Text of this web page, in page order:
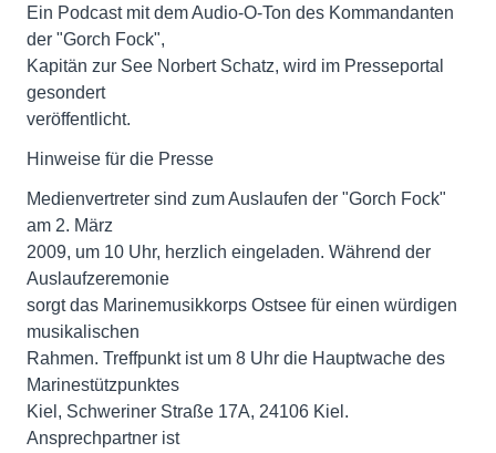
Ein Podcast mit dem Audio-O-Ton des Kommandanten
der "Gorch Fock",
Kapitän zur See Norbert Schatz, wird im Presseportal
gesondert
veröffentlicht.
Hinweise für die Presse
Medienvertreter sind zum Auslaufen der "Gorch Fock"
am 2. März
2009, um 10 Uhr, herzlich eingeladen. Während der
Auslaufzeremonie
sorgt das Marinemusikkorps Ostsee für einen würdigen
musikalischen
Rahmen. Treffpunkt ist um 8 Uhr die Hauptwache des
Marinestützpunktes
Kiel, Schweriner Straße 17A, 24106 Kiel.
Ansprechpartner ist